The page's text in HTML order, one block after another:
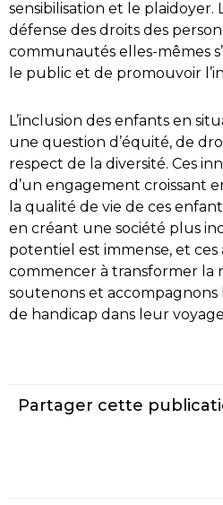
sensibilisation et le plaidoyer.
défense des droits des
communautés elles-mêmes
le public et de promouvoir
L’inclusion des enfants en
une question d’équité, de
respect de la diversité. Ces
d’un engagement croissant
la qualité de vie de ces
en créant une société plus
potentiel est immense, et
commencer à transformer la
soutenons et accompagnons
de handicap dans leur
Partager cette